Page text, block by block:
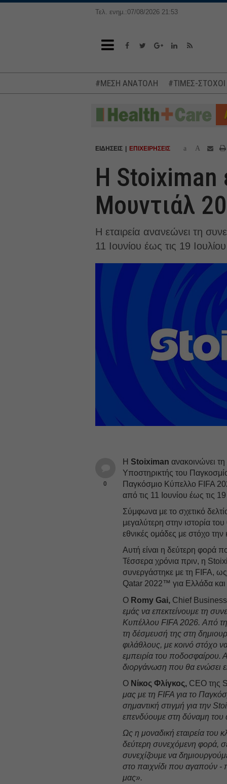
Τελ. ενημ.:07/08/2026 21:53
#ΜΕΣΗ ΑΝΑΤΟΛΗ #ΤΙΜΕΣ-
ΕΙΔΗΣΕΙΣ ΕΠΙΧΕΙΡΗΣΕΙΣ a A
Η Stoiximan
Μουντιάλ
Η εταιρεία ανανεώνει τη
11 Ιουνίου έως τις 19
0
Η Stoiximan ανακοινώνει
Υποστηρικτής του
Παγκόσμιο Κύπελλο FIFA
από τις 11 Ιουνίου έως τις
Σύμφωνα με το σχετικό
μεγαλύτερη στην ιστορία
εθνικές ομάδες με στόχο
Αυτή είναι η δεύτερη φορά
Τέσσερα χρόνια πριν, η
συνεργάστηκε με τη FIFA,
Qatar 2022™ για Ελλάδα
Ο Romy Gai, Chief
εμάς να επεκτείνουμε τη
Κυπέλλου FIFA 2026. Από
τη δέσμευσή της στη
φιλάθλους, με κοινό στόχο
εμπειρία του ποδοσφαίρου.
διοργάνωση που θα ενώσει
Ο Νίκος Φλίγκος, CEO της
μας με τη FIFA για το
σημαντική στιγμή για την
επενδύουμε στη δύναμη του
Ως η μοναδική εταιρεία του
δεύτερη συνεχόμενη φορά,
συνεχίζουμε να
στο παιχνίδι που αγαπούν -
μας».